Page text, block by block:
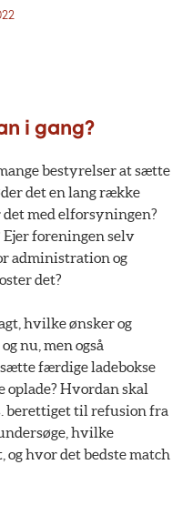
i gang?
bestyrelser at sætte
det en lang række
med elforsyningen?
Ejer foreningen selv
administration og
det?
hvilke ønsker og
nu, men også
færdige ladebokse
Hvordan skal
berettiget til refusion fra
hvilke
og hvor det bedste match